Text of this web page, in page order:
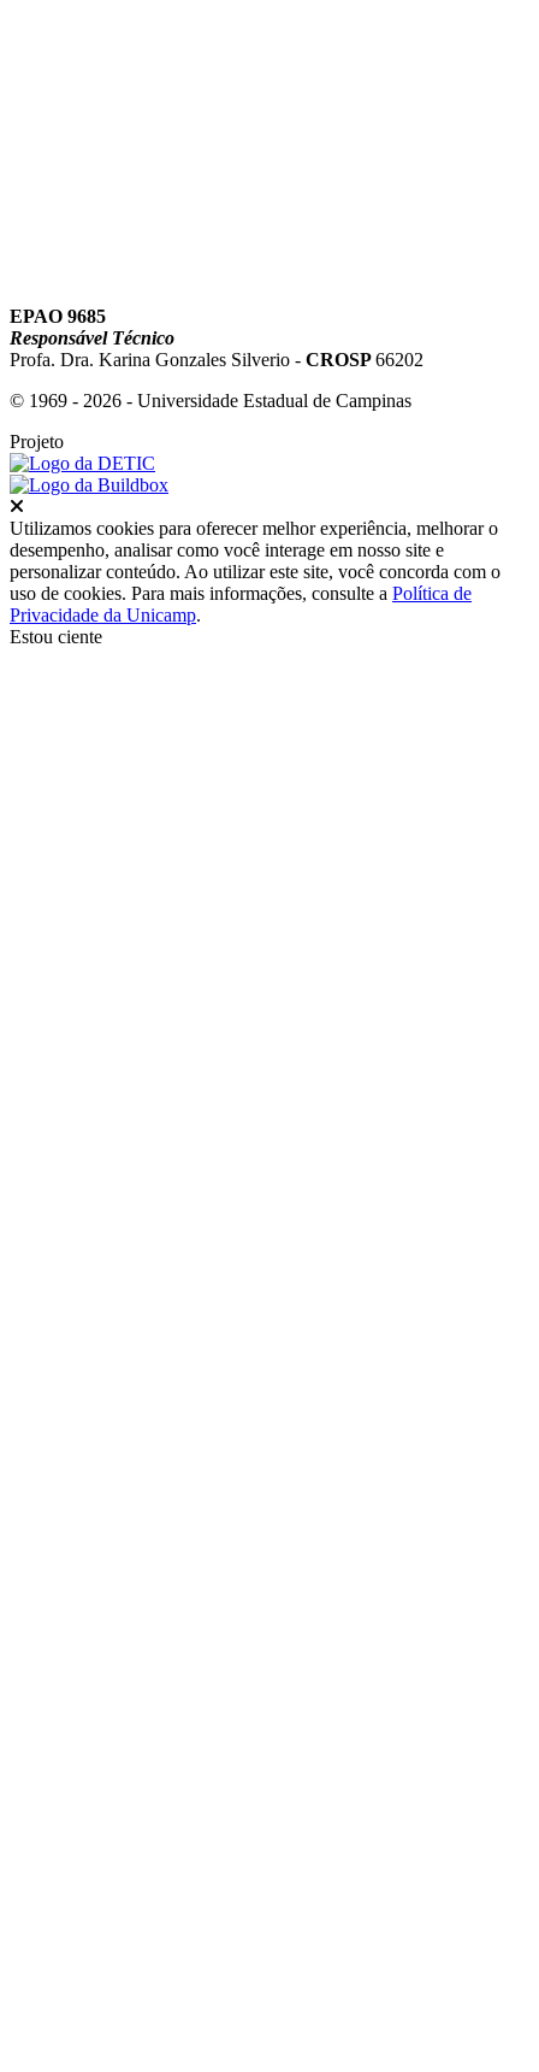
EPAO 9685
Responsável Técnico
Profa. Dra. Karina Gonzales Silverio - CROSP66202
© 1969 - 2026 - Universidade Estadual de Campinas
Projeto
Utilizamos cookies para oferecer melhor experiência, melhorar o
desempenho, analisar como você interage em nosso site e
personalizar conteúdo. Ao utilizar este site, você concorda com o
uso de cookies. Para mais informações, consulte a Política de
Privacidade da Unicamp.
Estou ciente